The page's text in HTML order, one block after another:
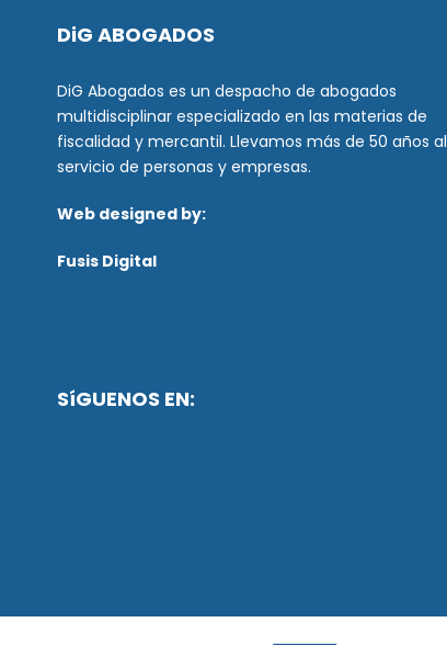
DiG ABOGADOS
DiG Abogados es un despacho de abogados
multidisciplinar especializado en las materias de
fiscalidad y mercantil. Llevamos más de 50 años al
servicio de personas y empresas.
Web designed by:
Fusis Digital
SíGUENOS EN: